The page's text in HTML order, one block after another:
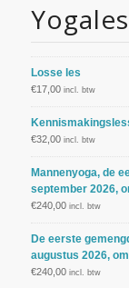
Losse les
€17,00 incl. btw
€32,00 incl. btw
Mannenyoga, de
september 2026,
€240,00 incl. btw
De eerste
augustus 2026,
€240,00 incl. btw